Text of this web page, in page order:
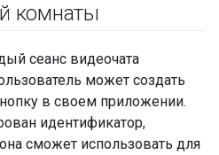
комнаты
сеанс видеочата
может создать
в своем приложении.
идентификатор,
сможет использовать для